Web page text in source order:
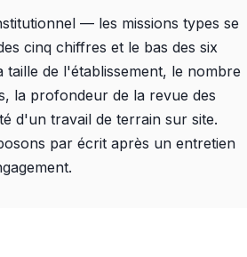
— les missions types se
cinq chiffres et le bas des six
de l'établissement, le nombre
la profondeur de la revue des
d'un travail de terrain sur site.
par écrit après un entretien